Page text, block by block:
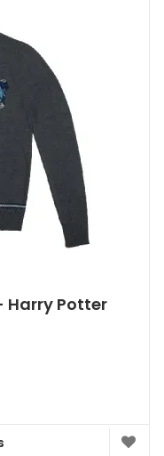
Harry Potter